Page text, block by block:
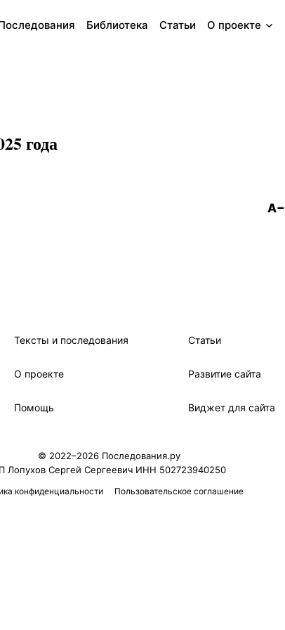
Библиотека Статьи О проекте
года
A−
Тексты и последования Статьи
О проекте Развитие сайта
Помощь Виджет для сайта
© 2022–2026 Последования.ру
Лопухов Сергей Сергеевич ИНН 502723940250
конфиденциальности Пользовательское соглашение